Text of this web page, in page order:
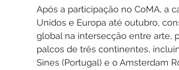
Após a participação no CoMA, a
Unidos e Europa até outubro,
global na intersecção entre arte,
palcos de três continentes,
Sines (Portugal) e o Amsterdam